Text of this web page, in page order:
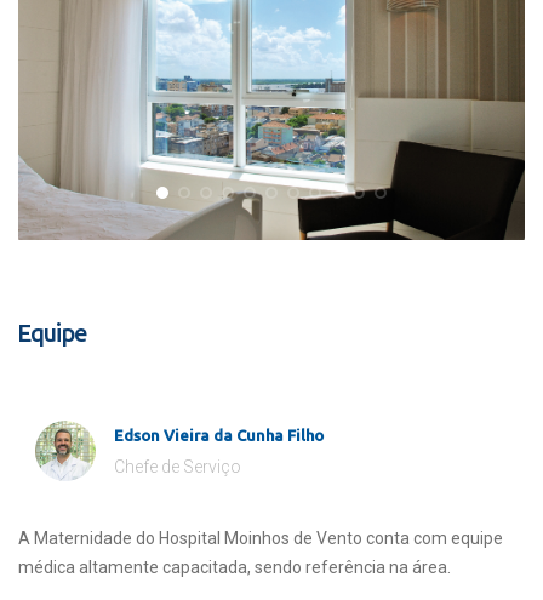
Equipe
Edson Vieira da Cunha Filho
Chefe de Serviço
A Maternidade do Hospital Moinhos de Vento conta com equipe
médica altamente capacitada, sendo referência na área.